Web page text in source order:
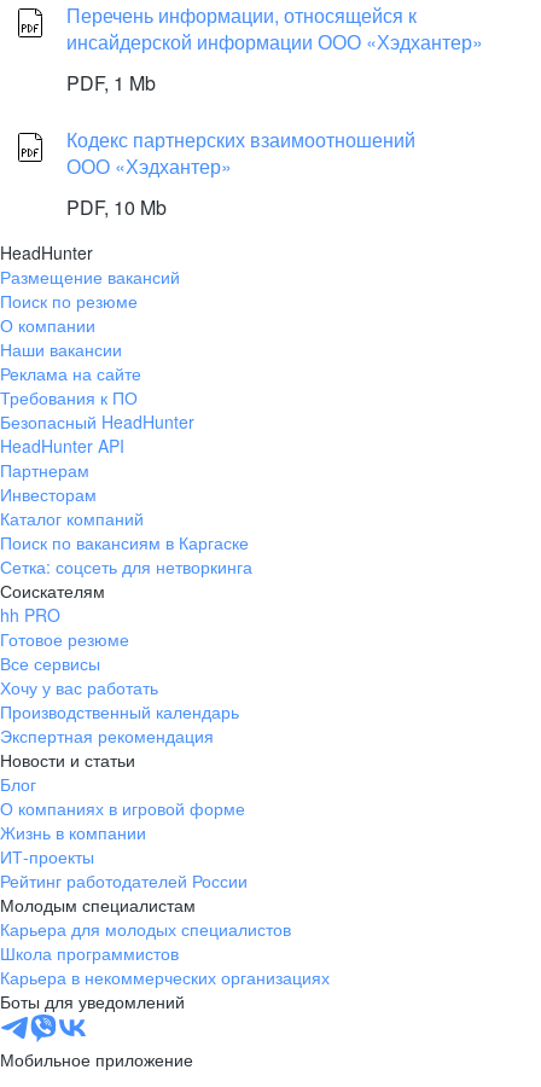
Перечень информации, относящейся к
инсайдерской информации ООО «Хэдхантер»
PDF, 1 Mb
Кодекс партнерских взаимоотношений
ООО «Хэдхантер»
PDF, 10 Mb
HeadHunter
Размещение вакансий
Поиск по резюме
О компании
Наши вакансии
Реклама на сайте
Требования к ПО
Безопасный HeadHunter
HeadHunter API
Партнерам
Инвесторам
Каталог компаний
Поиск по вакансиям в Каргаске
Сетка: соцсеть для нетворкинга
Соискателям
hh PRO
Готовое резюме
Все сервисы
Хочу у вас работать
Производственный календарь
Экспертная рекомендация
Новости и статьи
Блог
О компаниях в игровой форме
Жизнь в компании
ИТ-проекты
Рейтинг работодателей России
Молодым специалистам
Карьера для молодых специалистов
Школа программистов
Карьера в некоммерческих организациях
Боты для уведомлений
Мобильное приложение